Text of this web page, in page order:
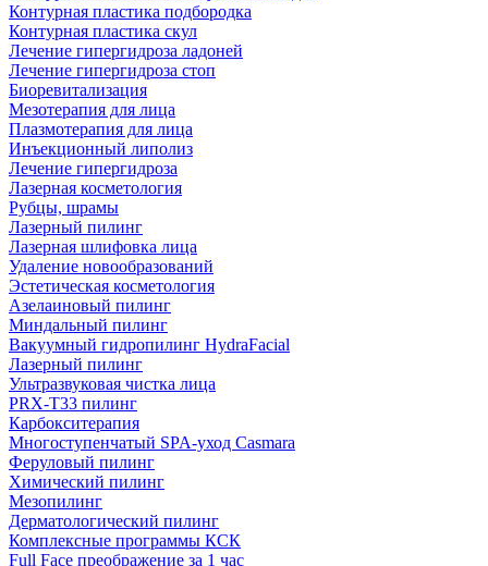
Контурная пластика подбородка
Контурная пластика скул
Лечение гипергидроза ладоней
Лечение гипергидроза стоп
Биоревитализация
Мезотерапия для лица
Плазмотерапия для лица
Инъекционный липолиз
Лечение гипергидроза
Лазерная косметология
Рубцы, шрамы
Лазерный пилинг
Лазерная шлифовка лица
Удаление новообразований
Эстетическая косметология
Азелаиновый пилинг
Миндальный пилинг
Вакуумный гидропилинг HydraFacial
Лазерный пилинг
Ультразвуковая чистка лица
PRX-T33 пилинг
Карбокситерапия
Многоступенчатый SPA-уход Сasmara
Феруловый пилинг
Химический пилинг
Мезопилинг
Дерматологический пилинг
Комплексные программы КСК
Full Face преображение за 1 час